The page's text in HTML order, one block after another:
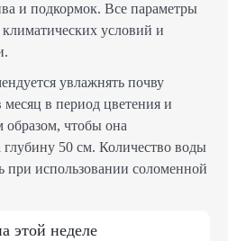
и подкормок. Все параметры
условий и
увлажнять почву
в период цветения и
образом, чтобы она
50 см. Количество воды
при использовании соломенной
этой неделе